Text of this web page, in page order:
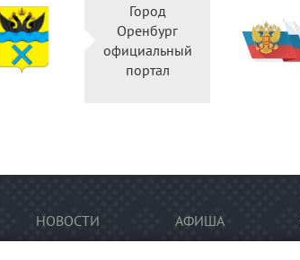
Город
Оренбург
официальный
портал
НОВОСТИ АФИША